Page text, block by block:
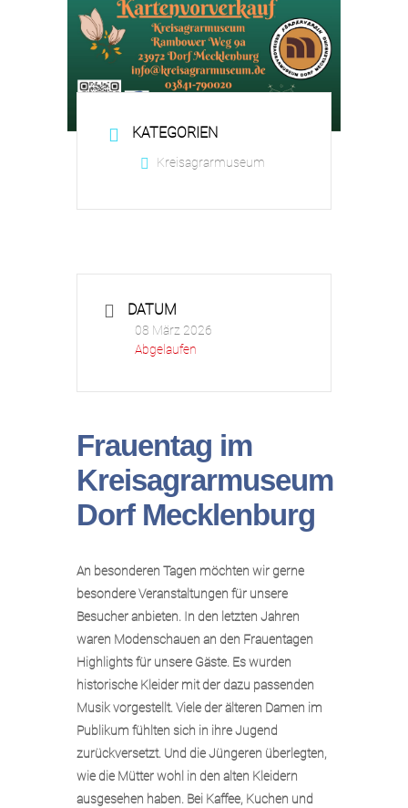
KATEGORIEN
Kreisagrarmuseum
DATUM
08 März 2026
Abgelaufen
Frauentag im
Kreisagrarmuseum
Dorf Mecklenburg
An besonderen Tagen möchten wir gerne
besondere Veranstaltungen für unsere
Besucher anbieten. In den letzten Jahren
waren Modenschauen an den Frauentagen
Highlights für unsere Gäste. Es wurden
historische Kleider mit der dazu passenden
Musik vorgestellt. Viele der älteren Damen im
Publikum fühlten sich in ihre Jugend
zurückversetzt. Und die Jüngeren überlegten,
wie die Mütter wohl in den alten Kleidern
ausgesehen haben. Bei Kaffee, Kuchen und